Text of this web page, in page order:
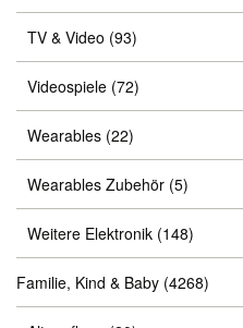
TV & Video (93)
Videospiele (72)
Wearables (22)
Wearables Zubehör (5)
Weitere Elektronik (148)
Familie, Kind & Baby (4268)